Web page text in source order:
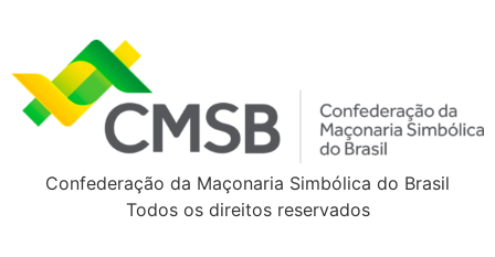
Confederação da Maçonaria Simbólica do Brasil
Todos os direitos reservados